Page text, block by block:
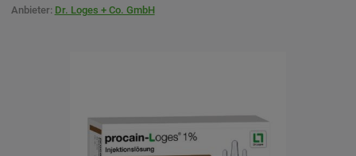
Anbieter: Dr. Loges + Co. GmbH